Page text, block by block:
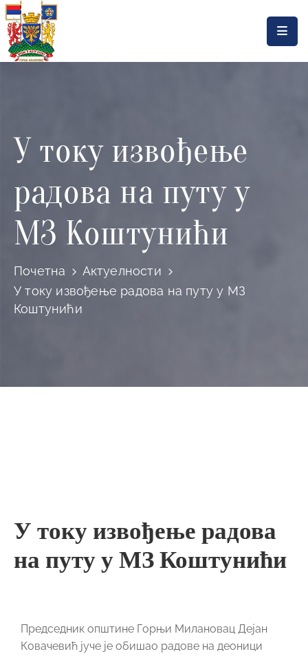
Насловна
Општинска
управа
Актуелности
Документа
Горњи
Милановац
У току извођење
радова на путу у
МЗ Коштунићи
Почетна
Актуелности
У току извођење радова на путу у МЗ
Коштунићи
У току извођење радова
на путу у МЗ Коштунићи
Председник општине Горњи Милановац Дејан
Ковачевић јуче је обишао радове на деоници